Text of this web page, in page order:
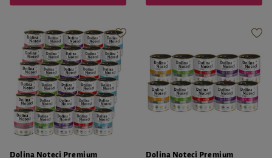
Dolina Noteci Premium
Dolina Noteci Premium